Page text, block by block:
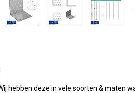
hebben deze in vele soorten & maten